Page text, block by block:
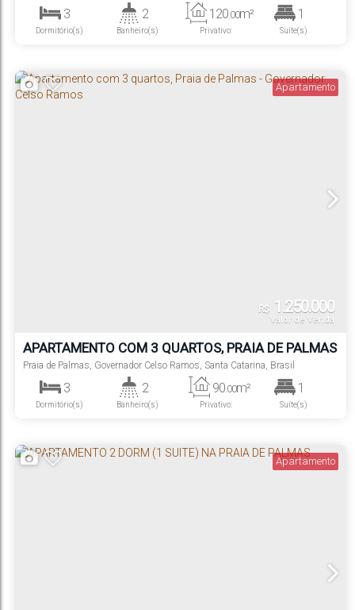
Brasil
3
Dormitório(s)
2
Banheiro(s) Privativo:
120 .00m² 1
Suíte(s)
Apartamento
R$ 1.250.000
Valor de Venda
APARTAMENTO COM 3 QUARTOS, PRAIA DE PALMAS
- GOVERNADOR CELSO RAMOS
Praia de Palmas, Governador Celso Ramos, Santa Catarina, Brasil
3
Dormitório(s)
2
Banheiro(s) Privativo:
90 .00m² 1
Suíte(s)
Apartamento